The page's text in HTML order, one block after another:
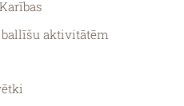
aktivitātēm